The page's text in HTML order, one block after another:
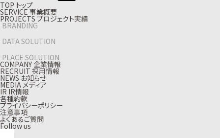
TOP トップ
SERVICE 事業概要
PROJECTS プロジェクト実績
BRANDING
DATA SOLUTION
PLACE SOLUTION
COMPANY企業情報
RECRUIT 採用情報
NEWS お知らせ
MEDIA メディア
IR IR情報
各種約款
プライバシーポリシー
注意事項
よくあるご質問
Follow us